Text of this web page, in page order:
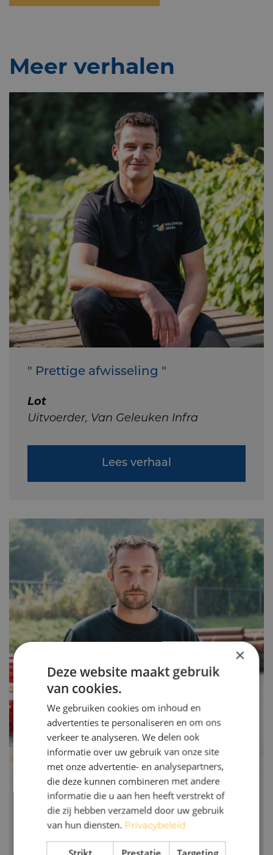
Meer verhalen
" Prettige afwisseling "
Lot
Uitvoerder, Van Geleuken Infra
Lees verhaal
" Wij halen eruit wat er in zit "
Kille
Uitvoerder, Van Geleuken Infra
×
Deze website maakt gebruik
van cookies.
We gebruiken cookies om inhoud en
advertenties te personaliseren en om ons
verkeer te analyseren. We delen ook
informatie over uw gebruik van onze site
met onze advertentie- en analysepartners,
die deze kunnen combineren met andere
informatie die u aan hen heeft verstrekt of
die zij hebben verzameld door uw gebruik
van hun diensten. Privacybeleid